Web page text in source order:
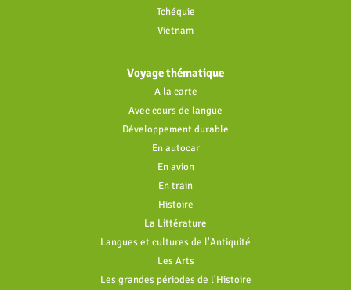
Tchéquie
Vietnam
Voyage thématique
A la carte
Avec cours de langue
Développement durable
En autocar
En avion
En train
Histoire
La Littérature
Langues et cultures de l'Antiquité
Les Arts
Les grandes périodes de l'Histoire